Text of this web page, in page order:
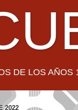
DE LOS
2022